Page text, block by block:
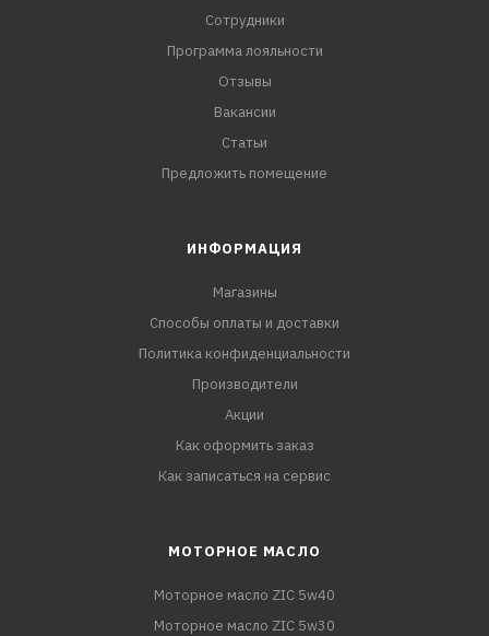
Сотрудники
Программа лояльности
Отзывы
Вакансии
Статьи
Предложить помещение
ИНФОРМАЦИЯ
Магазины
Способы оплаты и доставки
Политика конфиденциальности
Производители
Акции
Как оформить заказ
Как записаться на сервис
МОТОРНОЕ МАСЛО
Моторное масло ZIC 5w40
Моторное масло ZIC 5w30